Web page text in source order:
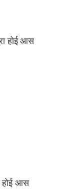
होई आस
होई आस